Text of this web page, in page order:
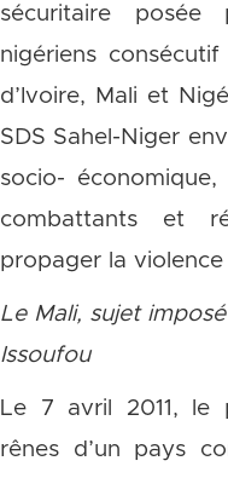
sécuritaire posée
nigériens
d’Ivoire, Mali et
SDS Sahel-Niger
socio-
combattants et
propager la violence
Le Mali, sujet
Issoufou
Le 7 avril 2011, le
rênes d’un pays